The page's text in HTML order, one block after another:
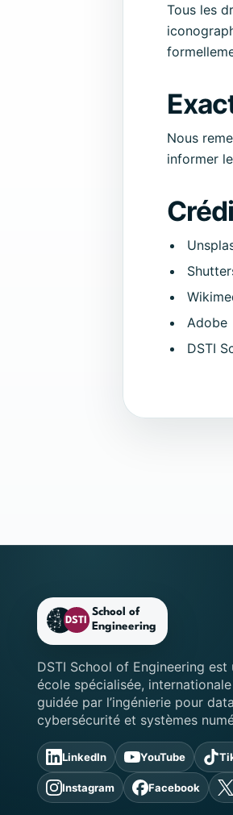
Tous les
Nous
informer
Adobe
DSTI
Footer DSTI
DSTI School of Engineering est
école spécialisée,
guidée par l’ingénierie pour
cybersécurité et systèmes
LinkedIn YouTube
Instagram Facebook